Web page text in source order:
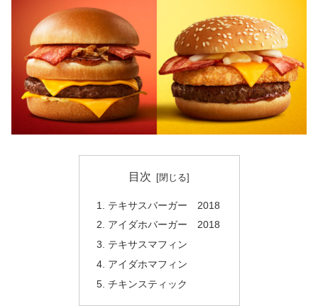
目次
テキサスバーガー 2018
アイダホバーガー 2018
テキサスマフィン
アイダホマフィン
チキンスティック